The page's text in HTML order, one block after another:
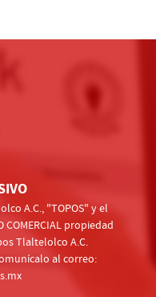
A.C., "TOPOS" y el
propiedad
Tlaltelolco A.C.
al correo: